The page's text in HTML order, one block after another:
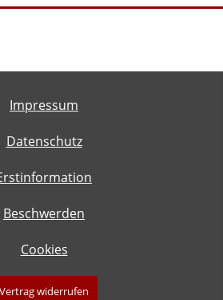
Impressum
Datenschutz
Beschwerden
Cookies
Vertrag widerrufen